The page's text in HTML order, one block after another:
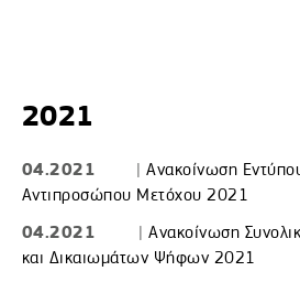
2021
04.2021 |Ανακοίνωση
Αντιπροσώπου Μετόχου 2021
04.2021 |Ανακοίνωση
και Δικαιωμάτων Ψήφων 2021